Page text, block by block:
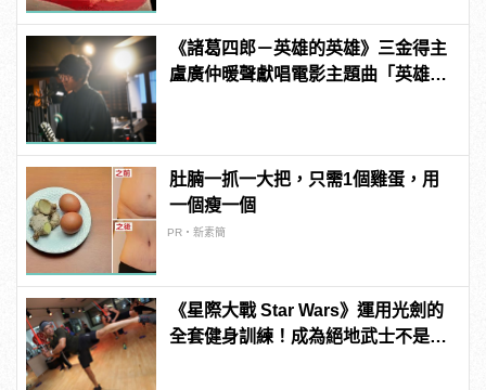
《諸葛四郎－英雄的英雄》三金得主
盧廣仲暖聲獻唱電影主題曲「英雄」
肚腩一抓一大把，只需1個雞蛋，用
一個瘦一個
PR・新素簡
《星際大戰 Star Wars》運用光劍的
全套健身訓練！成為絕地武士不是